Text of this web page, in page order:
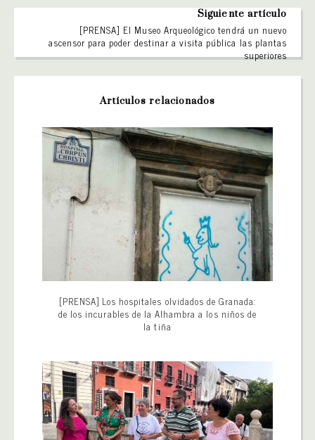
Siguiente artículo
[PRENSA] El Museo Arqueológico tendrá un nuevo
ascensor para poder destinar a visita pública las plantas
superiores
Artículos relacionados
[PRENSA] Los hospitales olvidados de Granada:
de los incurables de la Alhambra a los niños de
la tiña